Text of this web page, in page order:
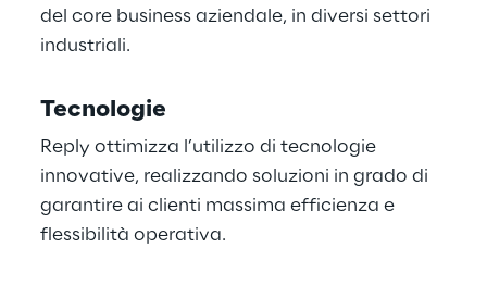
del core business aziendale, in diversi settori
industriali.
Tecnologie
Reply ottimizza l’utilizzo di tecnologie
innovative, realizzando soluzioni in grado di
garantire ai clienti massima efficienza e
flessibilità operativa.